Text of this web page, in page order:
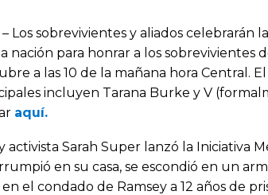
– Los sobrevivientes y aliados
nación para honrar a los sobrevivientes
a las 10 de la mañana hora Central.
incluyen Tarana Burke y V
aquí.
activista Sarah Super lanzó la Iniciativa
en su casa, se escondió en un
el condado de Ramsey a 12 años de